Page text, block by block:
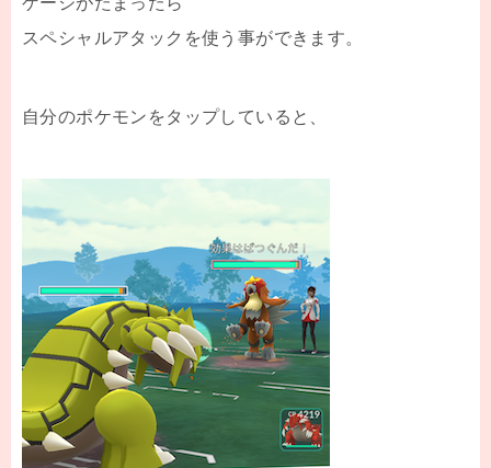
スペシャルアタックを使う事ができます。
自分のポケモンをタップしていると、